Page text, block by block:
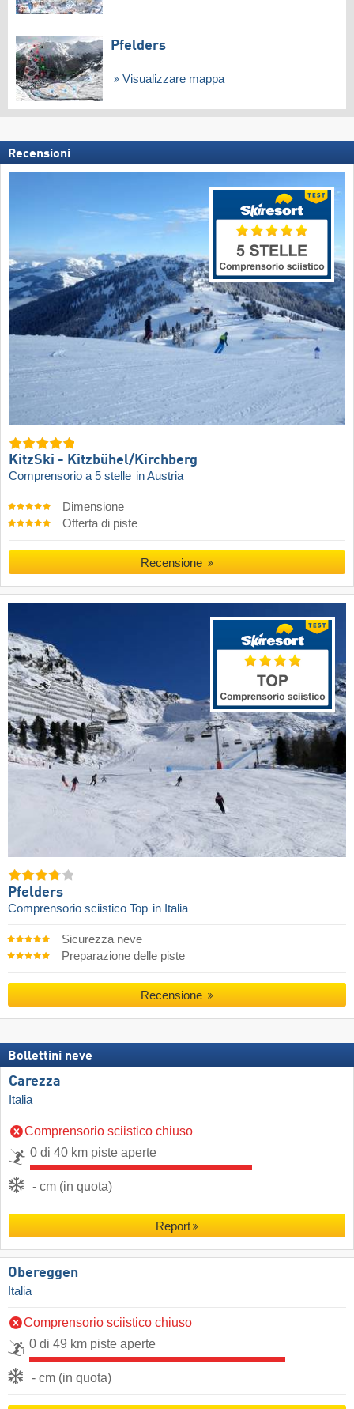
Pfelders
Visualizzare mappa
Recensioni
KitzSki - Kitzbühel/​Kirchberg
Comprensorio a 5 stelle in Austria
Dimensione
Offerta di piste
Recensione
Pfelders
Comprensorio sciistico Top in Italia
Sicurezza neve
Preparazione delle piste
Recensione
Bollettini neve
Carezza
Italia
Comprensorio sciistico chiuso
0 di 40 km piste aperte
- cm (in quota)
Report
Obereggen
Italia
Comprensorio sciistico chiuso
0 di 49 km piste aperte
- cm (in quota)